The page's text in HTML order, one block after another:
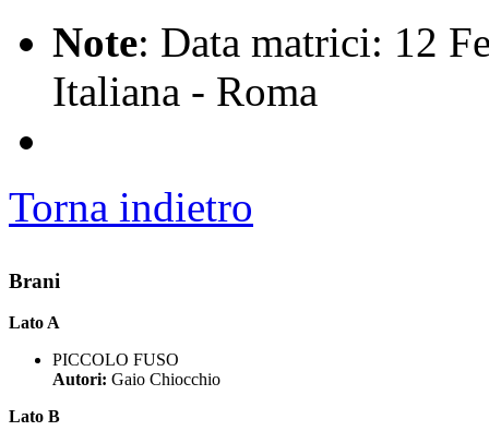
Note: Data matrici: 12
Italiana - Roma
Torna indietro
Brani
Lato A
PICCOLO FUSO
Autori: Gaio Chiocchio
Lato B